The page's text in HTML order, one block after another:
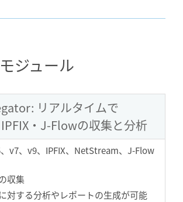
ジュール
リアルタイムで
・J-Flowの収集と分析
v7、v9、IPFIX、NetStream、J-Flow
収集
対する分析やレポートの生成が可能